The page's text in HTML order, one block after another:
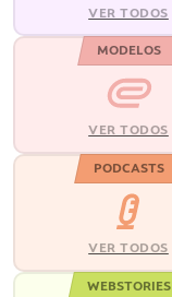
VER TODOS
MODELOS
VER TODOS
PODCASTS
VER TODOS
WEBSTORIES